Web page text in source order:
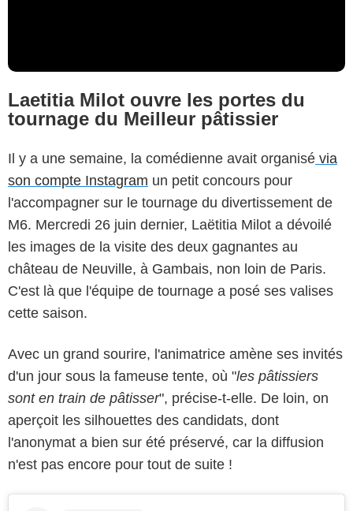
Laetitia Milot ouvre les portes du
tournage du Meilleur pâtissier
Il y a une semaine, la comédienne avait organisé via
son compte Instagram un petit concours pour
l'accompagner sur le tournage du divertissement de
M6. Mercredi 26 juin dernier, Laëtitia Milot a dévoilé
les images de la visite des deux gagnantes au
château de Neuville, à Gambais, non loin de Paris.
C'est là que l'équipe de tournage a posé ses valises
cette saison.
Avec un grand sourire, l'animatrice amène ses invités
d'un jour sous la fameuse tente, où "les pâtissiers
sont en train de pâtisser", précise-t-elle. De loin, on
aperçoit les silhouettes des candidats, dont
l'anonymat a bien sur été préservé, car la diffusion
n'est pas encore pour tout de suite !